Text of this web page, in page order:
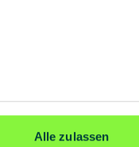
Alle zulassen